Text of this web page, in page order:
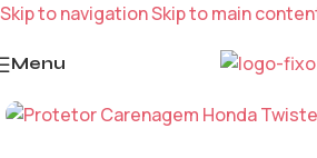
Skip to navigationSkip to main
Menu